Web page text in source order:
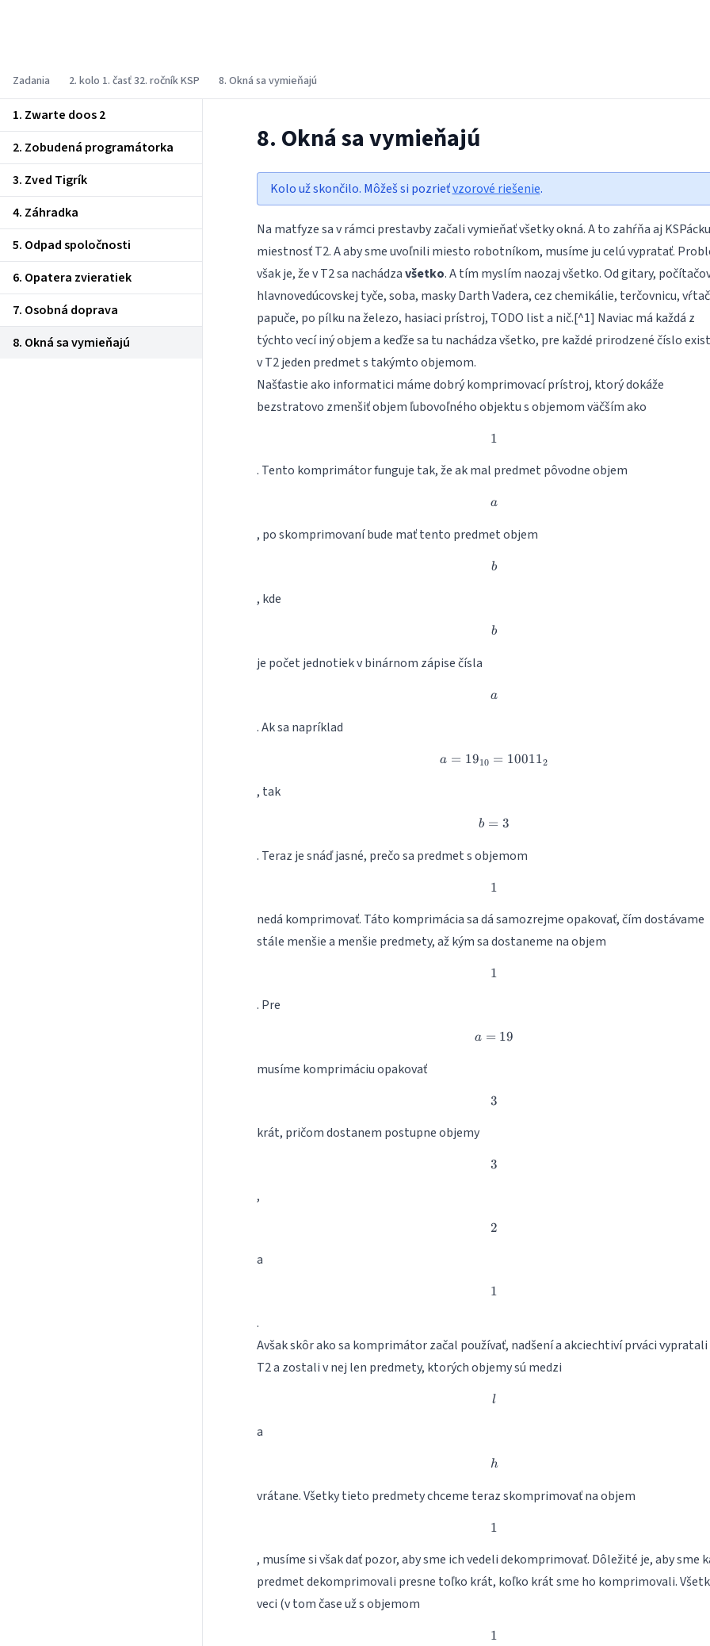
Zadania 2. kolo 1. časť 32. ročník KSP 8. Okná sa vymieňajú
1. Zwarte doos 2
2. Zobudená programátorka
3. Zved Tigrík
4. Záhradka
5. Odpad spoločnosti
6. Opatera zvieratiek
7. Osobná doprava
8. Okná sa vymieňajú
8. Okná sa vymieňajú
Kolo už skončilo. Môžeš si pozrieťvzorové riešenie.
Na matfyze sa v rámci prestavby začali vymieňať všetky okná. A to zahŕňa aj KSPácku
miestnosť T2. A aby sme uvoľnili miesto robotníkom, musíme ju celú vypratať.
však je, že v T2 sa nachádzavšetko. A tím myslím naozaj všetko. Od gitary,
hlavnovedúcovskej tyče, soba, masky Darth Vadera, cez chemikálie, terčovnicu,
papuče, po pílku na železo, hasiaci prístroj, TODO list a nič.[^1] Naviac má každá z
týchto vecí iný objem a keďže sa tu nachádza všetko, pre každé prirodzené číslo
v T2 jeden predmet s takýmto objemom.
Našťastie ako informatici máme dobrý komprimovací prístroj, ktorý dokáže
bezstratovo zmenšiť objem ľubovoľného objektu s objemom väčším ako
1
1
. Tento komprimátor funguje tak, že ak mal predmet pôvodne objem
a
a
, po skomprimovaní bude mať tento predmet objem
b
b
, kde
b
b
je počet jednotiek v binárnom zápise čísla
a
a
. Ak sa napríklad
a=19_{10}=10011_2
a = 1910 = 100112
, tak
b=3
b = 3
. Teraz je snáď jasné, prečo sa predmet s objemom
1
1
nedá komprimovať. Táto komprimácia sa dá samozrejme opakovať, čím dostávame
stále menšie a menšie predmety, až kým sa dostaneme na objem
1
1
. Pre
a=19
a = 19
musíme komprimáciu opakovať
3
3
krát, pričom dostanem postupne objemy
3
3
,
2
2
a
1
1
.
Avšak skôr ako sa komprimátor začal používať, nadšení a akciechtiví prváci vypratali
T2 a zostali v nej len predmety, ktorých objemy sú medzi
l
l
a
h
h
vrátane. Všetky tieto predmety chceme teraz skomprimovať na objem
1
1
, musíme si však dať pozor, aby sme ich vedeli dekomprimovať. Dôležité je, aby sme
predmet dekomprimovali presne toľko krát, koľko krát sme ho komprimovali.
veci (v tom čase už s objemom
1
1